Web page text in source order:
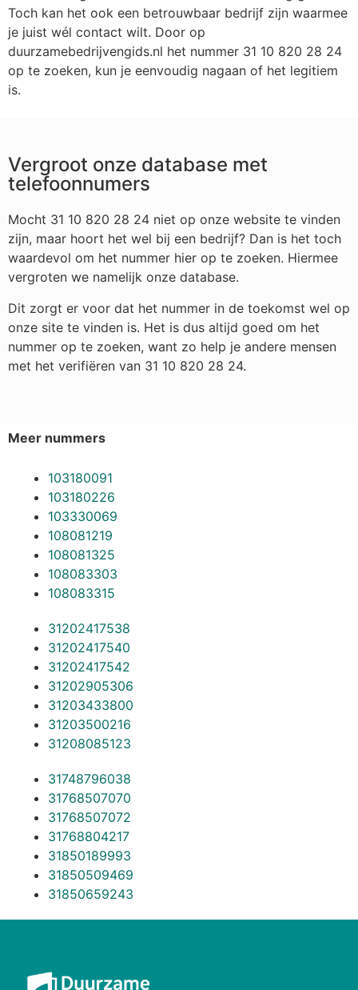
Toch kan het ook een betrouwbaar bedrijf zijn waarmee
je juist wél contact wilt. Door op
duurzamebedrijvengids.nl het nummer 31 10 820 28 24
op te zoeken, kun je eenvoudig nagaan of het legitiem
is.
Vergroot onze database met
telefoonnumers
Mocht 31 10 820 28 24 niet op onze website te vinden
zijn, maar hoort het wel bij een bedrijf? Dan is het toch
waardevol om het nummer hier op te zoeken. Hiermee
vergroten we namelijk onze database.
Dit zorgt er voor dat het nummer in de toekomst wel op
onze site te vinden is. Het is dus altijd goed om het
nummer op te zoeken, want zo help je andere mensen
met het verifiëren van 31 10 820 28 24.
Meer nummers
103180091
103180226
103330069
108081219
108081325
108083303
108083315
31202417538
31202417540
31202417542
31202905306
31203433800
31203500216
31208085123
31748796038
31768507070
31768507072
31768804217
31850189993
31850509469
31850659243